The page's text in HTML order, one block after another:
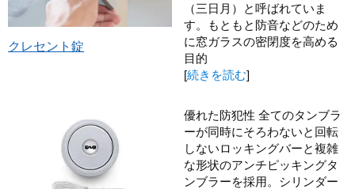
クレセント錠
（三日月）と呼ばれていま
す。もともと防音などのため
に窓ガラスの密閉度を高める
目的
[続きを読む]
優れた防犯性 全てのタンブラ
ーが同時にそろわないと回転
しないロッキングバーと複雑
な形状のアンチピッキングタ
ンブラーを採用。シリンダー